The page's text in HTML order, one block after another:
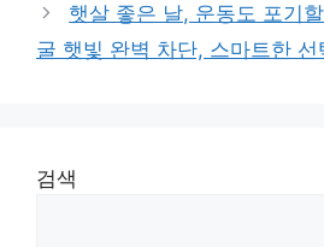
햇살 좋은 날, 운동도 포기
굴 햇빛 완벽 차단, 스마트한 선
검색